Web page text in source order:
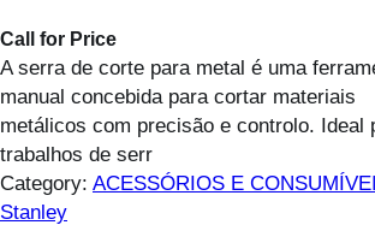
Call for Price
A serra de corte para metal é uma
manual concebida para cortar materiais
metálicos com precisão e controlo. Ideal
trabalhos de serr
Category: ACESSÓRIOS E
Stanley